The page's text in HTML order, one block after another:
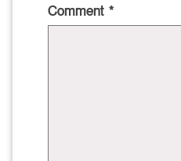
Comment *